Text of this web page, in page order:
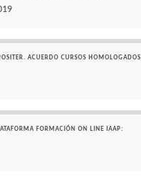
ACUERDO CURSOS HOMOLOGADOS
FORMACIÓN ON LINE IAAP: